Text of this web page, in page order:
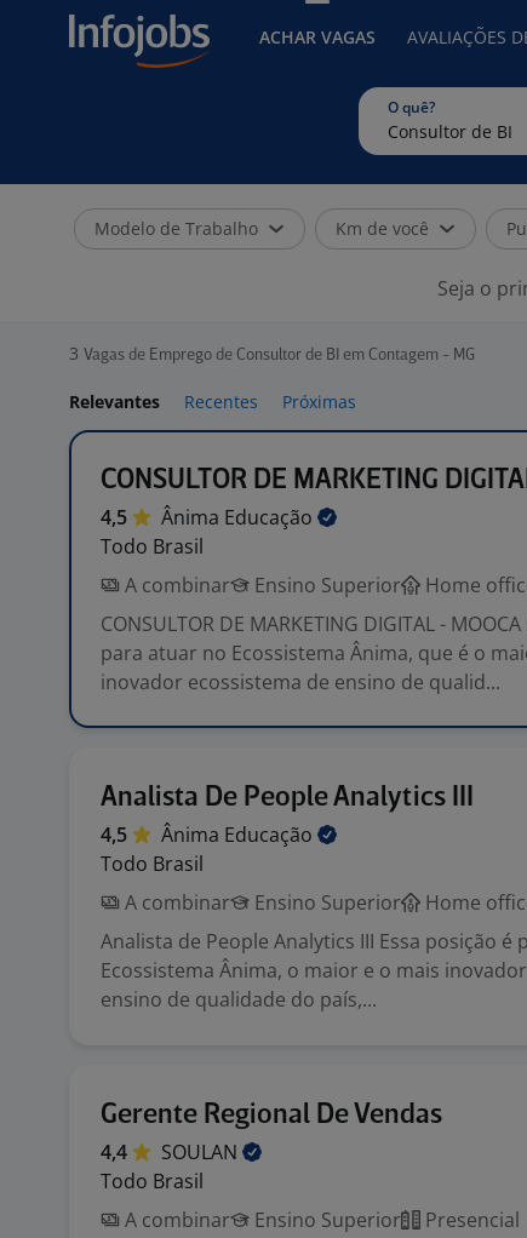
ACHAR VAGAS AVALIAÇÕES
O quê?
Modelo de Trabalho Km de você
Seja o
3 Vagas de Emprego de Consultor de BI em Contagem - MG
Relevantes Recentes Próximas
CONSULTOR DE MARKETING
4,5 Ânima Educação
Todo Brasil
A combinar
Ensino Superior
Home
CONSULTOR DE MARKETING DIGITAL -
para atuar no Ecossistema Ânima, que é o
inovador ecossistema de ensino de qualid...
Analista De People Analytics III
4,5 Ânima Educação
Todo Brasil
A combinar
Ensino Superior
Home
Analista de People Analytics III Essa posição é
Ecossistema Ânima, o maior e o mais
ensino de qualidade do país,...
Gerente Regional De Vendas
4,4
SOULAN
Todo Brasil
A combinar
Ensino Superior
Presencial